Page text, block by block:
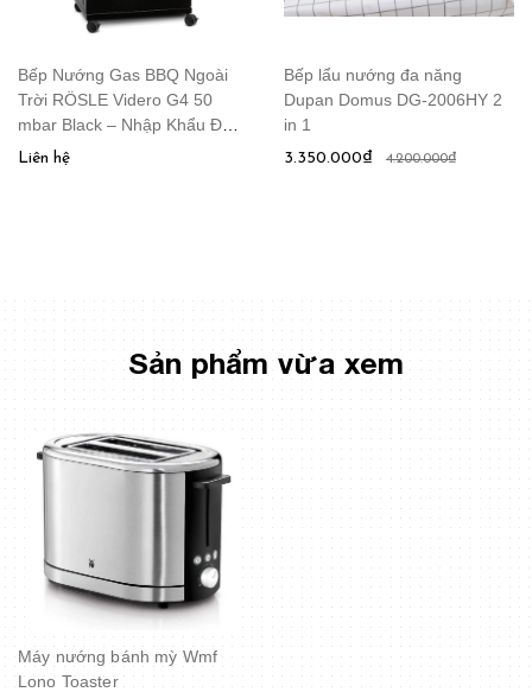
Bếp Nướng Gas BBQ Ngoài
Trời RÖSLE Videro G4 50
mbar Black – Nhập Khẩu Đức
& EU
Liên hệ
Bếp lẩu nướng đa năng
Dupan Domus DG-2006HY 2
in 1
3.350.000₫ 4.200.000₫
Sản phẩm vừa xem
Máy nướng bánh mỳ Wmf
Lono Toaster